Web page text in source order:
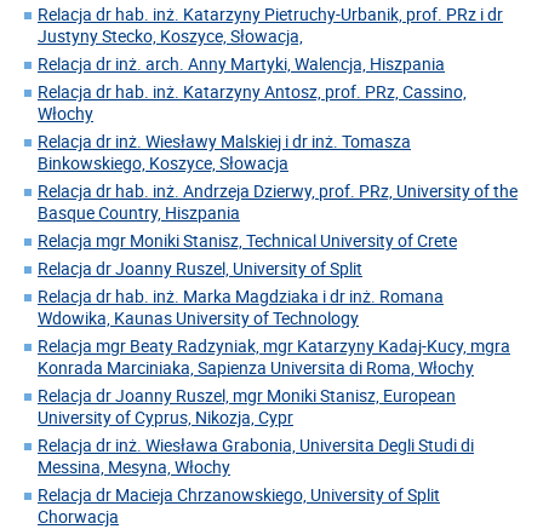
Relacja dr hab. inż. Katarzyny Pietruchy-Urbanik, prof. PRz i dr
Justyny Stecko, Koszyce, Słowacja,
Relacja dr inż. arch. Anny Martyki, Walencja, Hiszpania
Relacja dr hab. inż. Katarzyny Antosz, prof. PRz, Cassino,
Włochy
Relacja dr inż. Wiesławy Malskiej i dr inż. Tomasza
Binkowskiego, Koszyce, Słowacja
Relacja dr hab. inż. Andrzeja Dzierwy, prof. PRz, University of the
Basque Country, Hiszpania
Relacja mgr Moniki Stanisz, Technical University of Crete
Relacja dr Joanny Ruszel, University of Split
Relacja dr hab. inż. Marka Magdziaka i dr inż. Romana
Wdowika, Kaunas University of Technology
Relacja mgr Beaty Radzyniak, mgr Katarzyny Kadaj-Kucy, mgra
Konrada Marciniaka, Sapienza Universita di Roma, Włochy
Relacja dr Joanny Ruszel, mgr Moniki Stanisz, European
University of Cyprus, Nikozja, Cypr
Relacja dr inż. Wiesława Grabonia, Universita Degli Studi di
Messina, Mesyna, Włochy
Relacja dr Macieja Chrzanowskiego, University of Split
Chorwacja